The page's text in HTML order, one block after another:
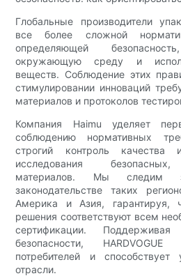
Глобальные производители
все более сложной
определяющей
окружающую среду и
веществ. Соблюдение этих
стимулировании инноваций
материалов и протоколов
Компания Haimu уделяет
соблюдению нормативных
строгий контроль качества
исследования безопасных,
материалов. Мы следим
законодательстве таких
Америка и Азия, гарантируя,
решения соответствуют всем
сертификации.
безопасности,
потребителей и способствует
отрасли.